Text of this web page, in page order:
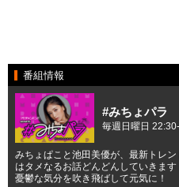
番組情報
#みちょパラ
毎週日曜日
みちょぱこと池田美優が、最新トレ
はタメなるお話どんどんしていきます
憂鬱な気分を吹き飛ばして元気に！